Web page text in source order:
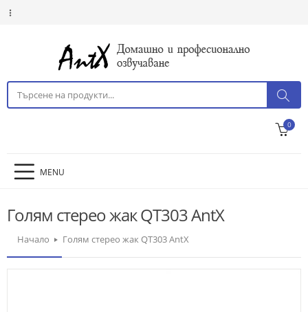
0
MENU
Голям стерео жак QT303 AntX
Начало Голям стерео жак QT303 AntX